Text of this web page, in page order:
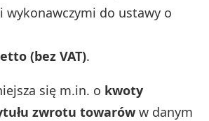
wykonawczymi do ustawy o
(bez VAT).
się m.in. o kwoty
zwrotu towarów w danym